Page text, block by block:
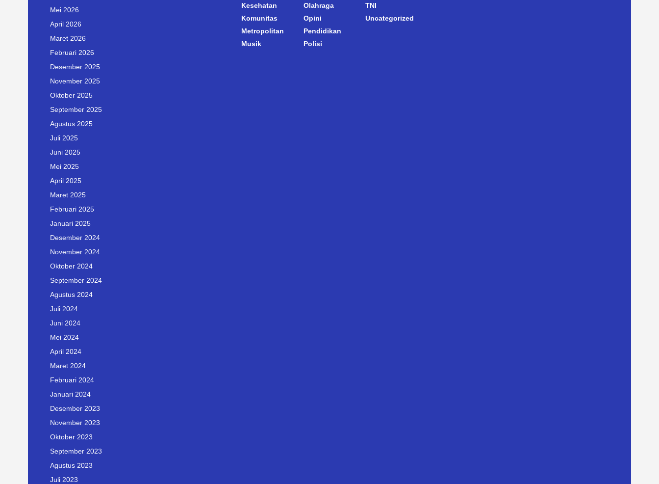
Mei 2026
April 2026
Maret 2026
Februari 2026
Desember 2025
November 2025
Oktober 2025
September 2025
Agustus 2025
Juli 2025
Juni 2025
Mei 2025
April 2025
Maret 2025
Februari 2025
Januari 2025
Desember 2024
November 2024
Oktober 2024
September 2024
Agustus 2024
Juli 2024
Juni 2024
Mei 2024
April 2024
Maret 2024
Februari 2024
Januari 2024
Desember 2023
November 2023
Oktober 2023
September 2023
Agustus 2023
Juli 2023
Kesehatan
Komunitas
Metropolitan
Musik
Olahraga
Opini
Pendidikan
Polisi
TNI
Uncategorized